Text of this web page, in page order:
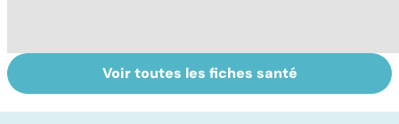
Mal de dos : les
solutions pour
Tendinites : à
traiter vite pour
Voir toutes les fiches santé